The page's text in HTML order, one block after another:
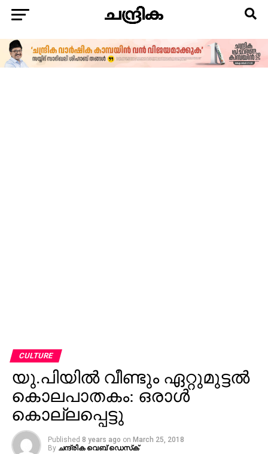
CULTURE
യു.പിയില്‍ വീണ്ടും ഏറ്റുമുട്ടല്‍
കൊലപാതകം: ഒരാള്‍
കൊല്ലപ്പെട്ടു
Published 8 years ago on March 25, 2018
By ചന്ദ്രിക വെബ് ഡെസ്‌ക്‌